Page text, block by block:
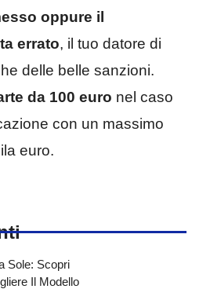
oppure il
errato, il tuo datore di
delle belle sanzioni.
da 100 euro nel caso
con un massimo
euro.
Sole: Scopri
Il Modello